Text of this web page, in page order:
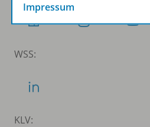
WSS:
KLV:
Impressum